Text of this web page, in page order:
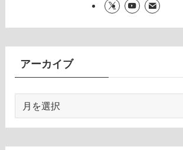
アーカイブ
カ
イ